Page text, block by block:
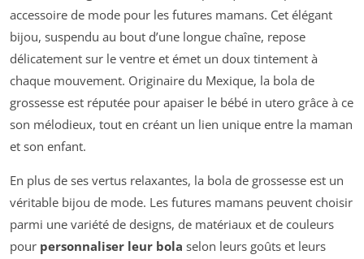
accessoire de mode pour les futures mamans. Cet élégant
bijou, suspendu au bout d’une longue chaîne, repose
délicatement sur le ventre et émet un doux tintement à
chaque mouvement. Originaire du Mexique, la bola de
grossesse est réputée pour apaiser le bébé in utero grâce à ce
son mélodieux, tout en créant un lien unique entre la maman
et son enfant.
En plus de ses vertus relaxantes, la bola de grossesse est un
véritable bijou de mode. Les futures mamans peuvent choisir
parmi une variété de designs, de matériaux et de couleurs
pour personnaliser leur bola selon leurs goûts et leurs